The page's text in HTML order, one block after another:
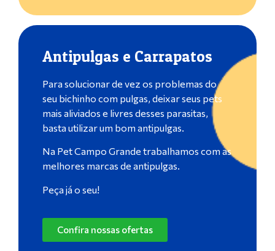
Antipulgas e Carrapatos
Para solucionar de vez os problemas do
seu bichinho com pulgas, deixar seus pets
mais aliviados e livres desses parasitas,
basta utilizar um bom antipulgas.
Na Pet Campo Grande trabalhamos com as
melhores marcas de antipulgas.
Peça já o seu!
Confira nossas ofertas